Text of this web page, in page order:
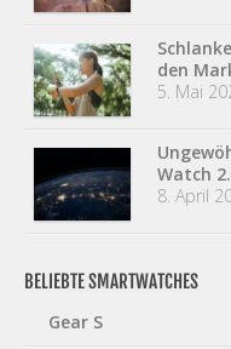
den
5. Mai
Watch
8. April
BELIEBTE SMARTWATCHES
Gear S